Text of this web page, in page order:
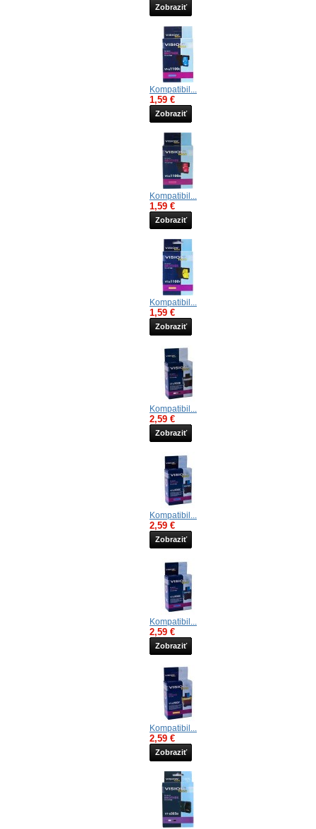
Zobraziť
Kompatibil...
1,59 €
Zobraziť
Kompatibil...
1,59 €
Zobraziť
Kompatibil...
1,59 €
Zobraziť
Kompatibil...
2,59 €
Zobraziť
Kompatibil...
2,59 €
Zobraziť
Kompatibil...
2,59 €
Zobraziť
Kompatibil...
2,59 €
Zobraziť